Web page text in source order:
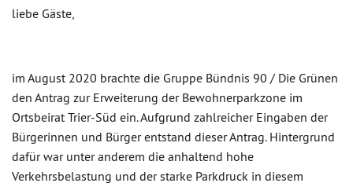
liebe Gäste,
im August 2020 brachte die Gruppe Bündnis 90 / Die Grünen
den Antrag zur Erweiterung der Bewohnerparkzone im
Ortsbeirat Trier-Süd ein. Aufgrund zahlreicher Eingaben der
Bürgerinnen und Bürger entstand dieser Antrag. Hintergrund
dafür war unter anderem die anhaltend hohe
Verkehrsbelastung und der starke Parkdruck in diesem